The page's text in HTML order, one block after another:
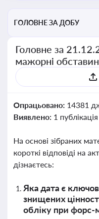
ГОЛОВНЕ ЗА ДОБУ
Головне за
мажорні
Опрацьовано: 14381
Виявлено: 1
На основі зібраних
короткі відповіді на
дізнаєтесь:
Яка дата є
знищених
обліку при форс-